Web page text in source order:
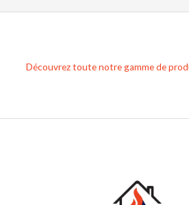
Découvrez toute notre gamme de